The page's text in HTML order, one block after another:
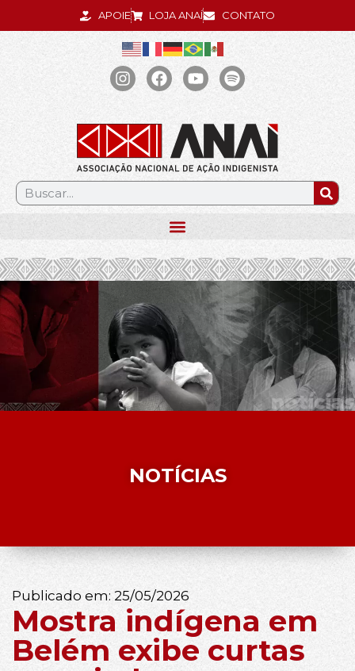
APOIE LOJA ANAÍ CONTATO
.
NOTÍCIAS
Publicado em: 25/05/2026
Mostra indígena em
Belém exibe curtas